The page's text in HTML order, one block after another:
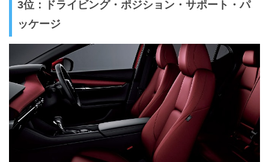
3位：ドライビング・ポジション・サポート・パ
ッケージ